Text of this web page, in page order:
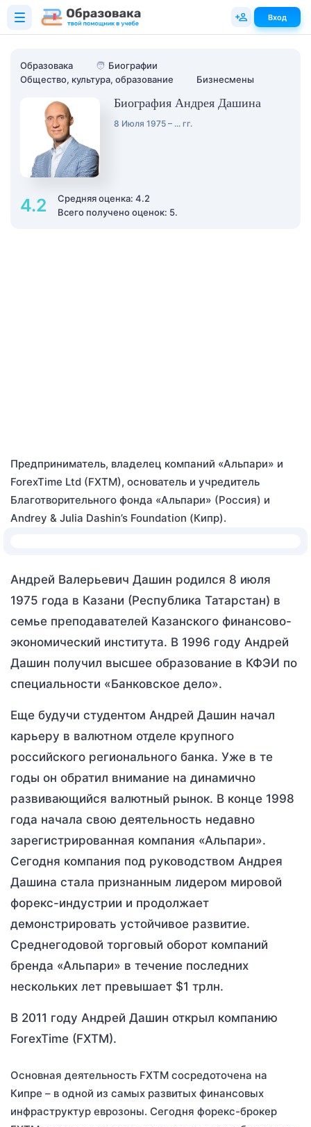
Образовака 🧑 Биографии
Общество, культура, образование
Бизнесмены
Биография Андрея Дашина
8 Июля 1975 – ... гг.
4.2
Средняя оценка: 4.2
Всего получено оценок: 5.
Предприниматель, владелец компаний «Альпари» и
ForexTime Ltd (FXTM), основатель и учредитель
Благотворительного фонда «Альпари» (Россия) и
Andrey & Julia Dashin’s Foundation (Кипр).
Андрей Валерьевич Дашин родился 8 июля
1975 года в Казани (Республика Татарстан) в
семье преподавателей Казанского финансово-
экономический института. В 1996 году Андрей
Дашин получил высшее образование в КФЭИ по
специальности «Банковское дело».
Еще будучи студентом Андрей Дашин начал
карьеру в валютном отделе крупного
российского регионального банка. Уже в те
годы он обратил внимание на динамично
развивающийся валютный рынок. В конце 1998
года начала свою деятельность недавно
зарегистрированная компания «Альпари».
Сегодня компания под руководством Андрея
Дашина стала признанным лидером мировой
форекс-индустрии и продолжает
демонстрировать устойчивое развитие.
Среднегодовой торговый оборот компаний
бренда «Альпари» в течение последних
нескольких лет превышает $1 трлн.
В 2011 году Андрей Дашин открыл компанию
ForexTime (FXTM).
Основная деятельность FXTM сосредоточена на
Кипре – в одной из самых развитых финансовых
инфраструктур еврозоны. Сегодня форекс-брокер
Вход